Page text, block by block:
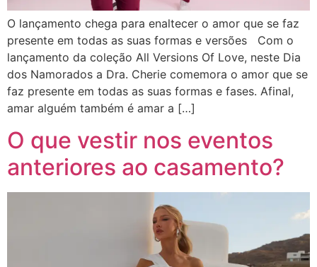
O lançamento chega para enaltecer o amor que se faz
presente em todas as suas formas e versões Com o
lançamento da coleção All Versions Of Love, neste Dia
dos Namorados a Dra. Cherie comemora o amor que se
faz presente em todas as suas formas e fases. Afinal,
amar alguém também é amar a […]
O que vestir nos eventos
anteriores ao casamento?